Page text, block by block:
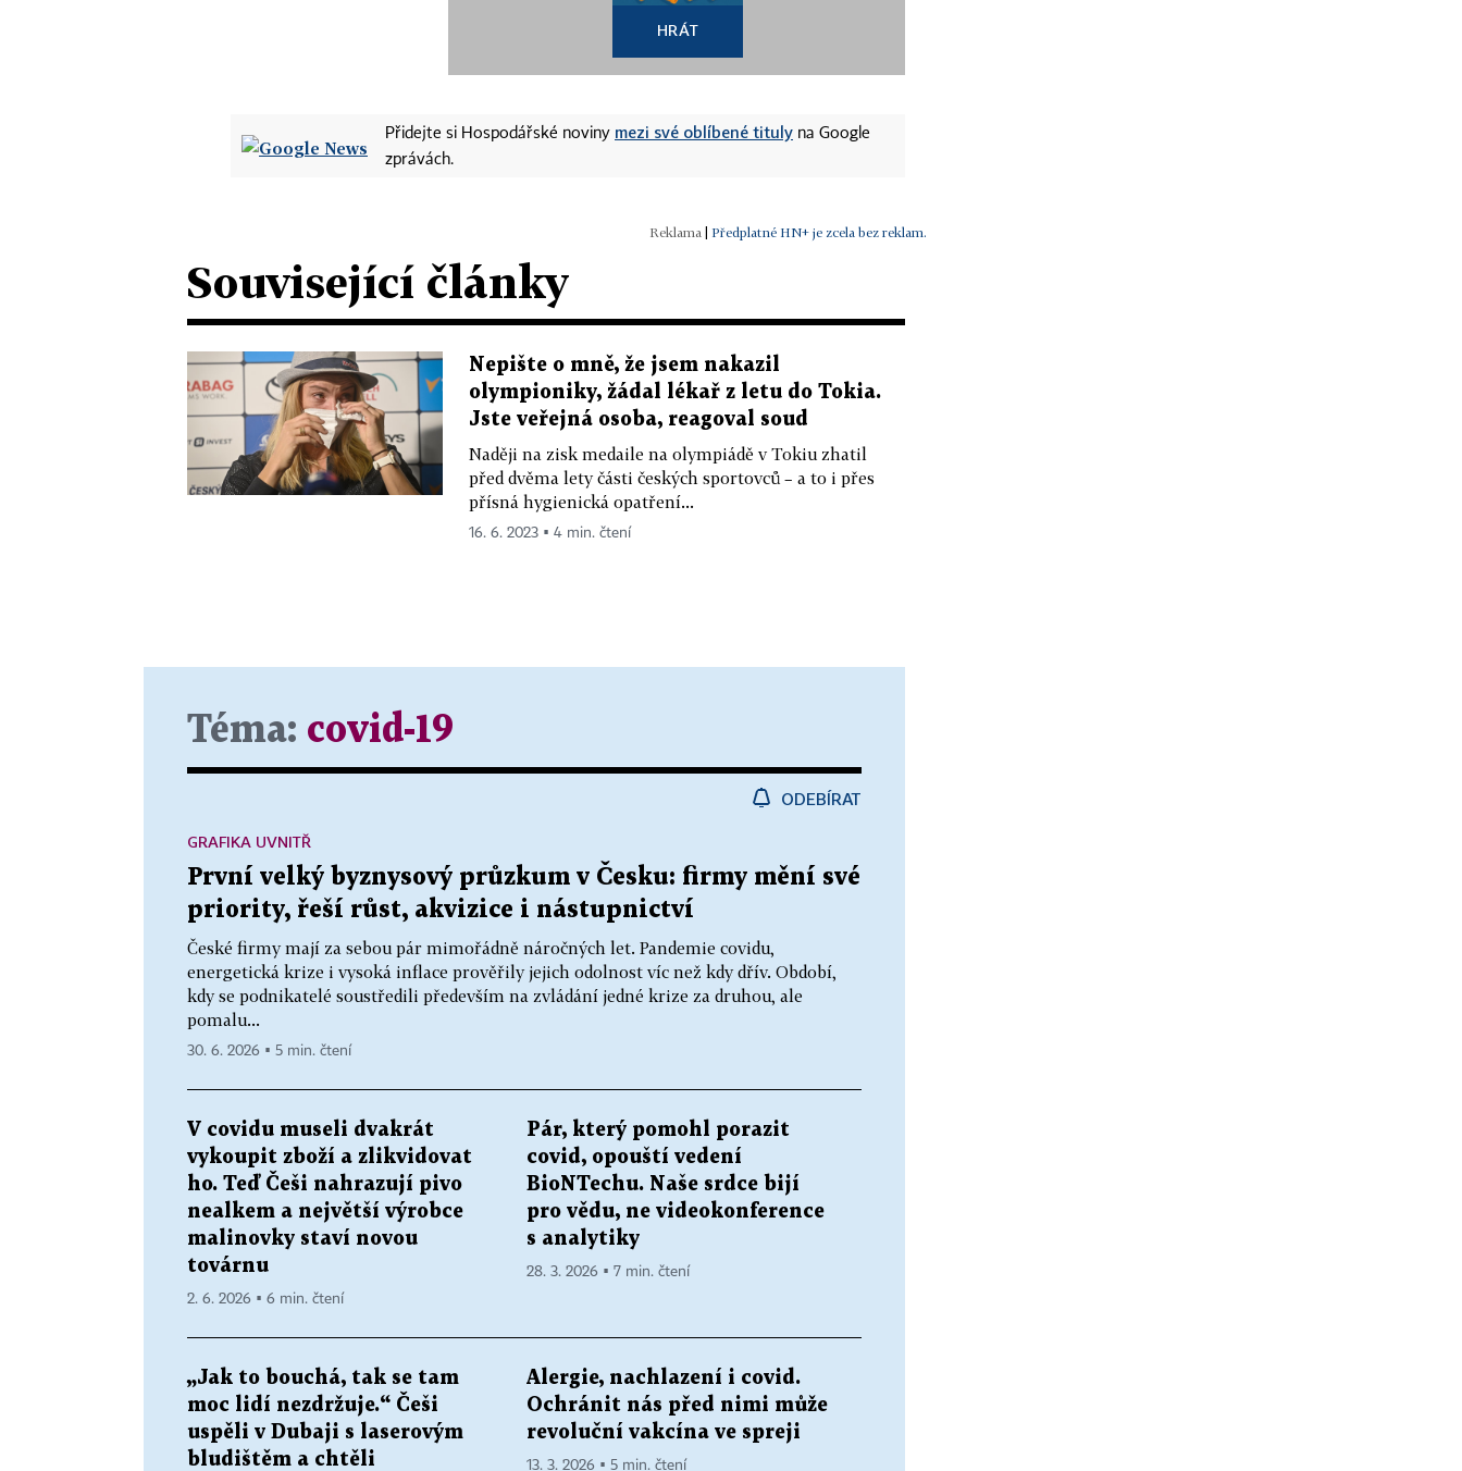
HRÁT
Přidejte si Hospodářské noviny mezi své oblíbené tituly na Google
zprávách.
| Předplatné HN+ je zcela bez reklam.
Související články
Nepište o mně, že jsem nakazil
olympioniky, žádal lékař z letu do Tokia.
Jste veřejná osoba, reagoval soud
Naději na zisk medaile na olympiádě v Tokiu zhatil
před dvěma lety části českých sportovců – a to i přes
přísná hygienická opatření...
16. 6. 2023 ▪ 4 min. čtení
Téma: covid-19
ODEBÍRAT
První velký byznysový průzkum v Česku: firmy mění své
priority, řeší růst, akvizice i nástupnictví
České firmy mají za sebou pár mimořádně náročných let. Pandemie covidu,
energetická krize i vysoká inflace prověřily jejich odolnost víc než kdy dřív. Období,
kdy se podnikatelé soustředili především na zvládání jedné krize za druhou, ale
pomalu...
GRAFIKA UVNITŘ
30. 6. 2026 ▪ 5 min. čtení
V covidu museli dvakrát
vykoupit zboží a zlikvidovat
ho. Teď Češi nahrazují pivo
nealkem a největší výrobce
malinovky staví novou
továrnu
2. 6. 2026 ▪ 6 min. čtení
Pár, který pomohl porazit
covid, opouští vedení
BioNTechu. Naše srdce bijí
pro vědu, ne videokonference
s analytiky
28. 3. 2026 ▪ 7 min. čtení
„Jak to bouchá, tak se tam
moc lidí nezdržuje.“ Češi
uspěli v Dubaji s laserovým
bludištěm a chtěli
Alergie, nachlazení i covid.
Ochránit nás před nimi může
revoluční vakcína ve spreji
13. 3. 2026 ▪ 5 min. čtení